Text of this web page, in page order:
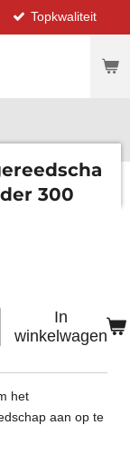
Topkwaliteit
300
In
winkelwagen
het
aan op te